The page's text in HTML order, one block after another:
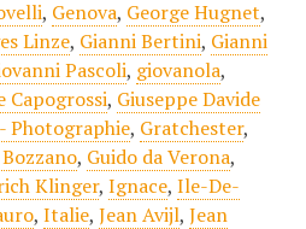
, Genova, George Hugnet,
Linze, Gianni Bertini, Gianni
Pascoli, giovanola,
Capogrossi, Giuseppe Davide
Photographie, Gratchester,
, Guido da Verona,
Klinger, Ignace, Ile-De-
, Italie, Jean Avijl, Jean